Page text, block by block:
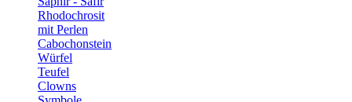
Rhodochrosit
mit Perlen
Cabochonstein
Würfel
Teufel
Clowns